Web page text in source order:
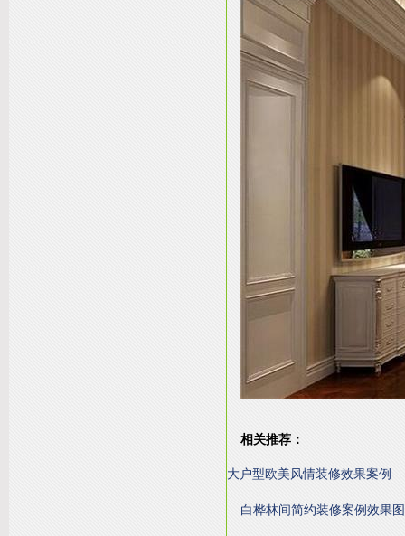
相关推荐：
大户型欧美风情装修效果案例
白桦林间简约装修案例效果图